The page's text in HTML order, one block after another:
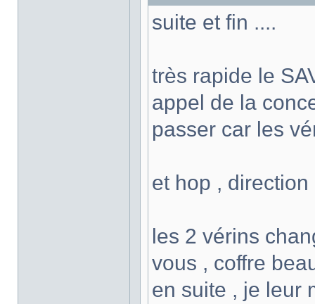
suite et fin ....
très rapide le
appel de la
passer car les
et hop ,
les 2 vérins
vous , coffre
en suite , je leur